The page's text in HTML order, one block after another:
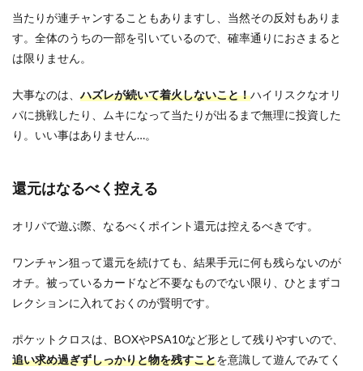
当たりが連チャンすることもありますし、当然その反対もありま
す。全体のうちの一部を引いているので、確率通りにおさまると
は限りません。
大事なのは、ハズレが続いて着火しないこと！ハイリスクなオリ
パに挑戦したり、ムキになって当たりが出るまで無理に投資した
り。いい事はありません…。
還元はなるべく控える
オリパで遊ぶ際、なるべくポイント還元は控えるべきです。
ワンチャン狙って還元を続けても、結果手元に何も残らないのが
オチ。被っているカードなど不要なものでない限り、ひとまずコ
レクションに入れておくのが賢明です。
ポケットクロスは、BOXやPSA10など形として残りやすいので、
追い求め過ぎずしっかりと物を残すことを意識して遊んでみてく